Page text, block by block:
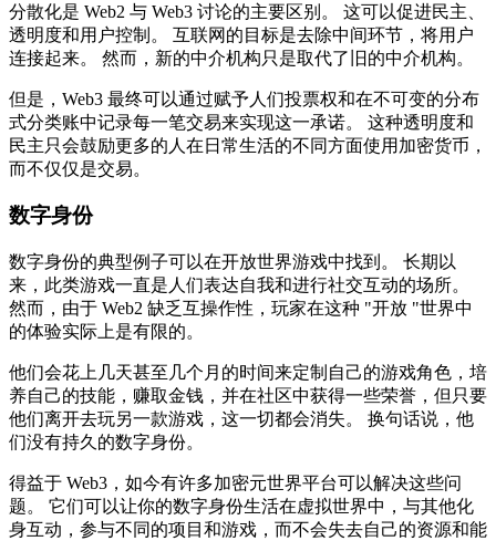
分散化是 Web2 与 Web3 讨论的主要区别。 这可以促进民主、
透明度和用户控制。 互联网的目标是去除中间环节，将用户
连接起来。 然而，新的中介机构只是取代了旧的中介机构。
但是，Web3 最终可以通过赋予人们投票权和在不可变的分布
式分类账中记录每一笔交易来实现这一承诺。 这种透明度和
民主只会鼓励更多的人在日常生活的不同方面使用加密货币，
而不仅仅是交易。
数字身份
数字身份的典型例子可以在开放世界游戏中找到。 长期以
来，此类游戏一直是人们表达自我和进行社交互动的场所。
然而，由于 Web2 缺乏互操作性，玩家在这种 "开放 "世界中
的体验实际上是有限的。
他们会花上几天甚至几个月的时间来定制自己的游戏角色，培
养自己的技能，赚取金钱，并在社区中获得一些荣誉，但只要
他们离开去玩另一款游戏，这一切都会消失。 换句话说，他
们没有持久的数字身份。
得益于 Web3，如今有许多加密元世界平台可以解决这些问
题。 它们可以让你的数字身份生活在虚拟世界中，与其他化
身互动，参与不同的项目和游戏，而不会失去自己的资源和能